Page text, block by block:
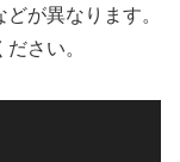
が異なります。
さい。